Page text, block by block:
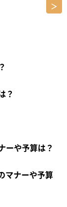
＞
？
ーや予算は？
マナーや予算